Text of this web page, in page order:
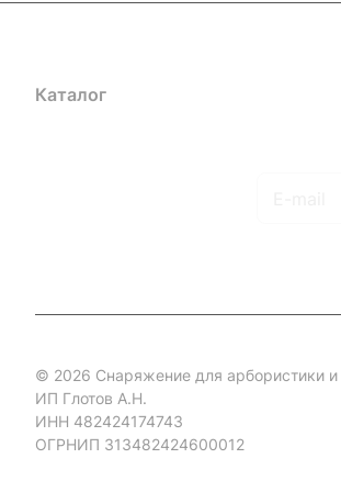
Каталог
© 2026 Снаряжение для арбористики
ИП Глотов А.Н.
ИНН 482424174743
ОГРНИП 313482424600012